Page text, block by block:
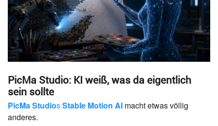
PicMa Studio: KI weiß, was da eigentlich
sein sollte
PicMa StudiosStable Motion AI macht etwas völlig
anderes.